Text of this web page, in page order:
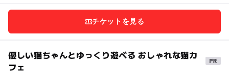
チケットを見る
優しい猫ちゃんとゆっくり遊べる おしゃれな猫カ
フェ